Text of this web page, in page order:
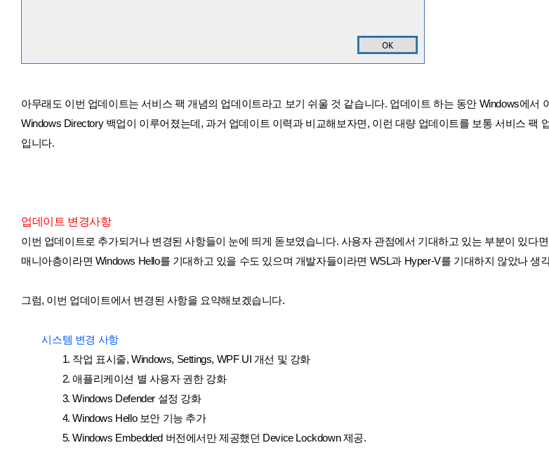
아무래도 이번 업데이트는 서비스 팩 개념의 업데이트라고 보기 쉬울 것 같습니다. 업데이트 하는 동안 Windows에서
Windows Directory 백업이 이루어졌는데, 과거 업데이트 이력과 비교해보자면, 이런 대량 업데이트를 보통 서비스 팩
입니다.
업데이트 변경사항
이번 업데이트로 추가되거나 변경된 사항들이 눈에 띄게 돋보였습니다. 사용자 관점에서 기대하고 있는 부분이 있다
매니아층이라면 Windows Hello를 기대하고 있을 수도 있으며 개발자들이라면 WSL과 Hyper-V를 기대하지 않았나 생
그럼, 이번 업데이트에서 변경된 사항을 요약해보겠습니다.
시스템 변경 사항
1. 작업 표시줄, Windows, Settings, WPF UI 개선 및 강화
2. 애플리케이션 별 사용자 권한 강화
3. Windows Defender 설정 강화
4. Windows Hello 보안 기능 추가
5. Windows Embedded 버전에서만 제공했던 Device Lockdown 제공.